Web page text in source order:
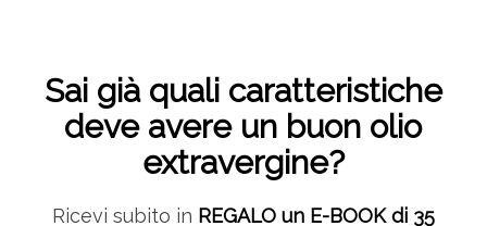
Sai già quali caratteristiche
deve avere un buon olio
extravergine?
Ricevi subito in REGALO un E-BOOK di 35